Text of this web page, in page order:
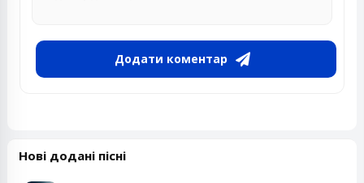
Додати коментар
Нові додані пісні